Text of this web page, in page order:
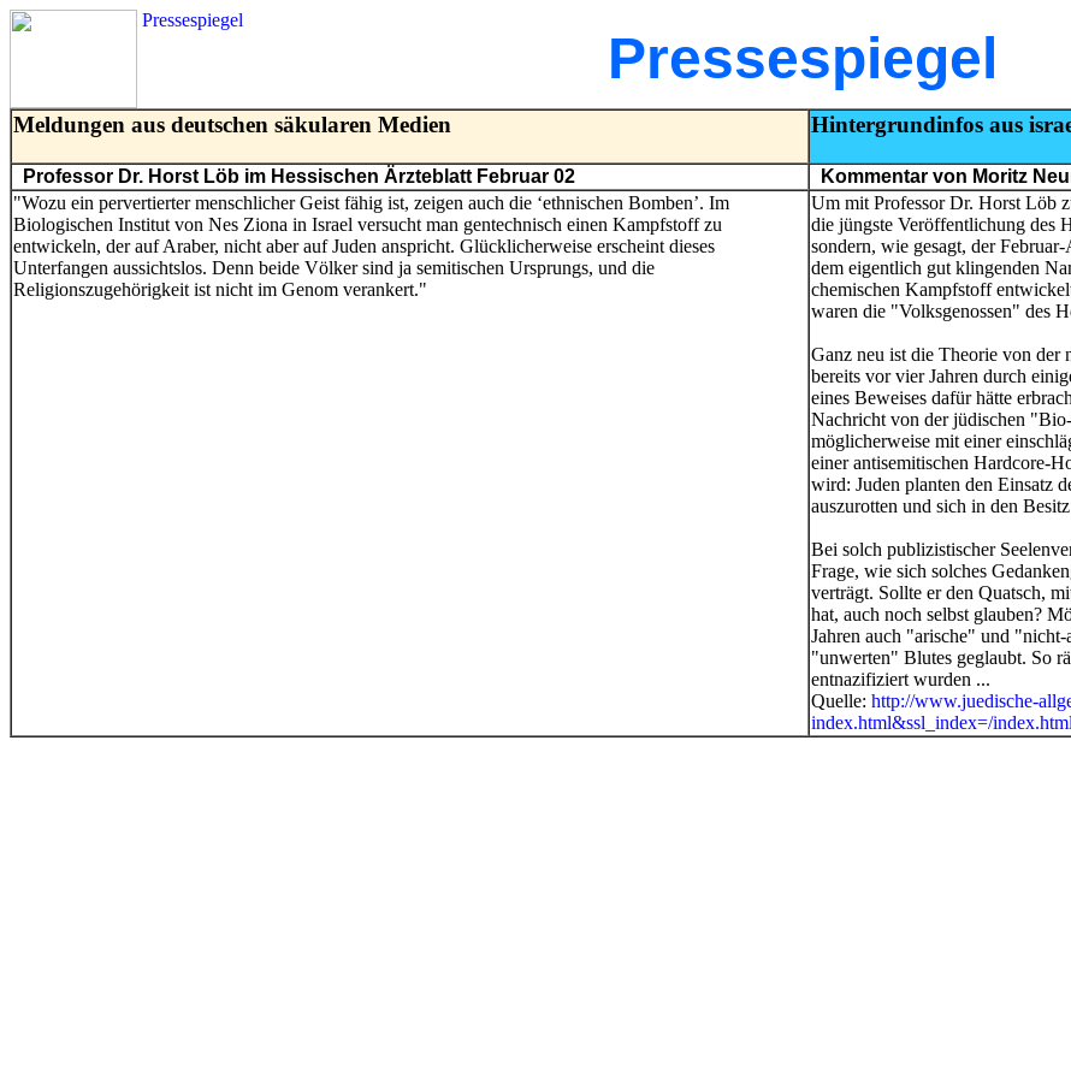
Pressespiegel
Pressespiegel
Meldungen aus deutschen säkularen Medien Hintergrundinfos aus
Professor Dr. Horst Löb im Hessischen Ärzteblatt Februar 02
Kommentar von Moritz
"Wozu ein pervertierter menschlicher Geist fähig ist, zeigen auch die ‘ethnischen Bomben’. Im
Biologischen Institut von Nes Ziona in Israel versucht man gentechnisch einen Kampfstoff zu
entwickeln, der auf Araber, nicht aber auf Juden anspricht. Glücklicherweise erscheint dieses
Unterfangen aussichtslos. Denn beide Völker sind ja semitischen Ursprungs, und die
Religionszugehörigkeit ist nicht im Genom verankert."
Um mit Professor Dr. Horst Löb
die jüngste Veröffentlichung des
sondern, wie gesagt, der
dem eigentlich gut klingenden
chemischen Kampfstoff
waren die "Volksgenossen" des
Ganz neu ist die Theorie von der
bereits vor vier Jahren durch
eines Beweises dafür hätte
Nachricht von der jüdischen
möglicherweise mit einer
einer antisemitischen Hardcore-
wird: Juden planten den Einsatz
auszurotten und sich in den
Bei solch publizistischer
Frage, wie sich solches
verträgt. Sollte er den Quatsch,
hat, auch noch selbst glauben?
Jahren auch "arische" und
"unwerten" Blutes geglaubt. So
entnazifiziert wurden ...
Quelle: http://www.juedische-
index.html&ssl_index=/